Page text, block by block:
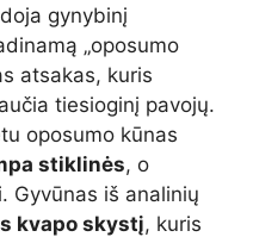
gynybinį
„oposumo
atsakas, kuris
tiesioginį pavojų.
oposumo kūnas
stiklinės, o
Gyvūnas iš analinių
kvapo skystį, kuris